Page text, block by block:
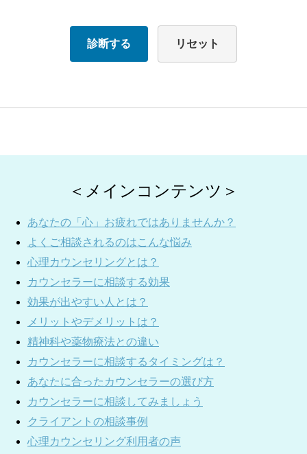
診断する リセット
＜メインコンテンツ＞
あなたの「心」お疲れではありませんか？
よくご相談されるのはこんな悩み
心理カウンセリングとは？
カウンセラーに相談する効果
効果が出やすい人とは？
メリットやデメリットは？
精神科や薬物療法との違い
カウンセラーに相談するタイミングは？
あなたに合ったカウンセラーの選び方
カウンセラーに相談してみましょう
クライアントの相談事例
心理カウンセリング利用者の声